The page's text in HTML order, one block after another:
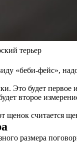
терьер
«беби-фейс»,
Это будет первое
второе
щенок считается
размера